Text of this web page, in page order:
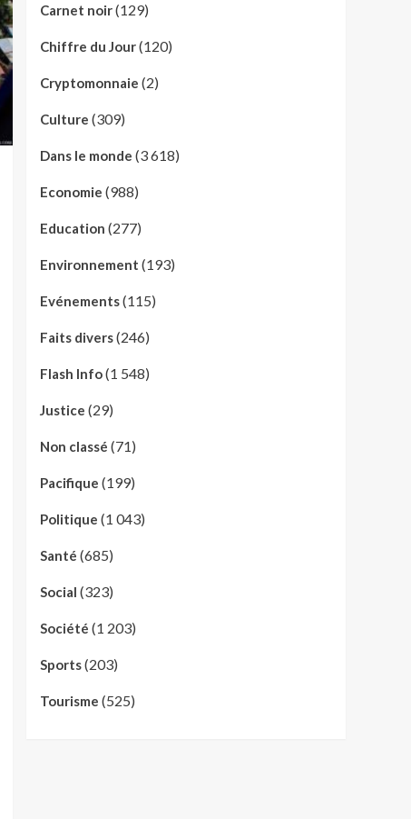
Carnet noir(129)
Chiffre du Jour(120)
Cryptomonnaie (2)
Culture (309)
Dans le monde (3 618)
Economie (988)
Education (277)
Environnement (193)
Evénements(115)
Faits divers(246)
Flash Info(1 548)
Justice (29)
Non classé (71)
Pacifique (199)
Politique (1 043)
Santé (685)
Social (323)
Société (1 203)
Sports(203)
Tourisme (525)